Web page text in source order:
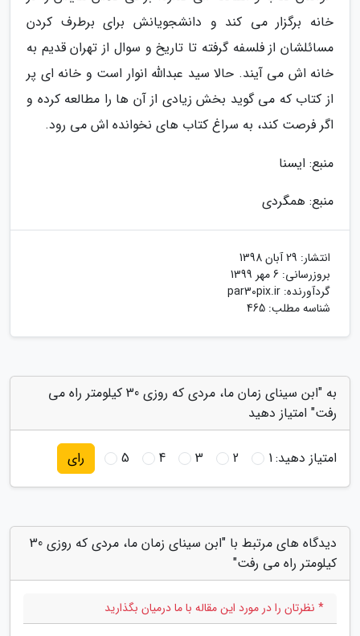
خانه برگزار می کند و دانشجویانش برای برطرف کردن
مسائلشان از فلسفه گرفته تا تاریخ و سوال از تهران قدیم به
خانه اش می آیند. حالا سید عبدالله انوار است و خانه ای پر
از کتاب که می گوید بخش زیادی از آن ها را مطالعه کرده و
اگر فرصت کند، به سراغ کتاب های نخوانده اش می رود.
منبع: ایسنا
منبع: همگردی
انتشار: 29 آبان 1398
بروزرسانی: 6 مهر 1399
گردآورنده: par30pix.ir
شناسه مطلب: 465
به "ابن سینای زمان ما، مردی که روزی 30 کیلومتر راه می
رفت" امتیاز دهید
امتیاز دهید:1
2
3
4
5 رای
دیدگاه های مرتبط با "ابن سینای زمان ما، مردی که روزی 30
کیلومتر راه می رفت"
* نظرتان را در مورد این مقاله با ما درمیان بگذارید